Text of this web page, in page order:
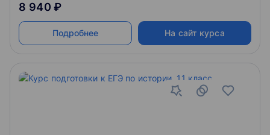
8 940 ₽
Подробнее На сайт курса